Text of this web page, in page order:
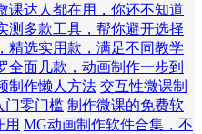
课达人都在用，你还不知道
测多款工具，帮你避开选择
精选实用款，满足不同教学
全面几款，动画制作一步到
制作懒人方法 交互性微课制
门零门槛 制作微课的免费软
用 MG动画制作软件合集，不